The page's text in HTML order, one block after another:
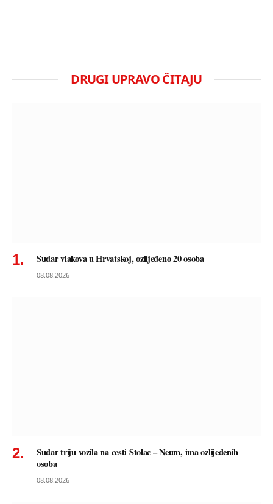
DRUGI UPRAVO ČITAJU
Sudar vlakova u Hrvatskoj, ozlijeđeno 20 osoba
08.08.2026
Sudar triju vozila na cesti Stolac – Neum, ima ozlijeđenih
osoba
08.08.2026